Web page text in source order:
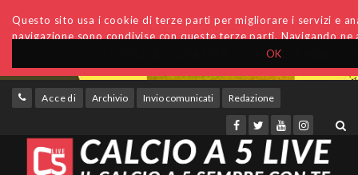
OK
Questo sito usa i cookie di terze parti per migliorare i servizi e
navigazione sono condivise con queste terze parti. Navigando
Accedi Archivio Invio comunicati Redazione